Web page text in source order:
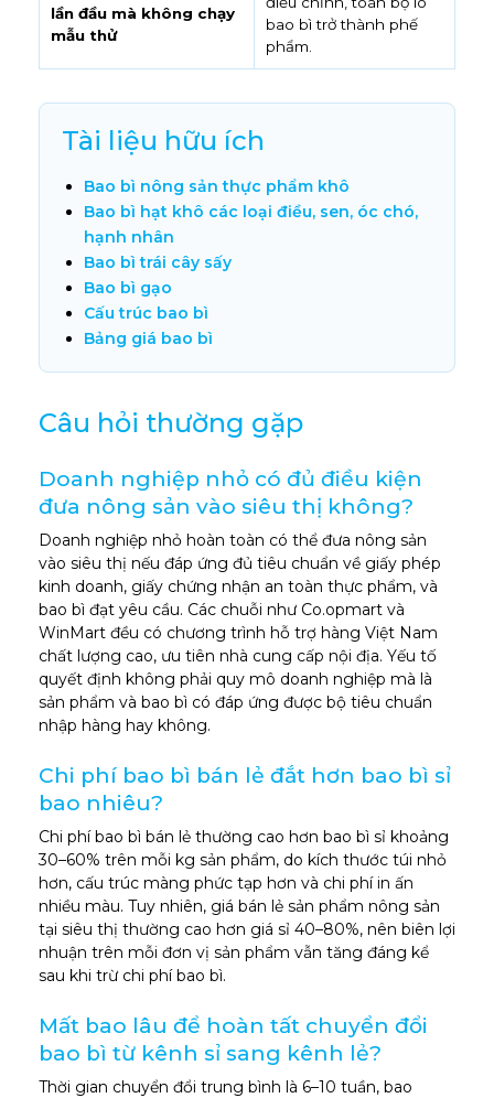
lần đầu mà không chạy
mẫu thử
bao bì trở thành phế
phẩm.
Tài liệu hữu ích
Bao bì nông sản thực phẩm khô
Bao bì hạt khô các loại điều, sen, óc chó,
hạnh nhân
Bao bì trái cây sấy
Bao bì gạo
Cấu trúc bao bì
Bảng giá bao bì
Câu hỏi thường gặp
Doanh nghiệp nhỏ có đủ điều kiện
đưa nông sản vào siêu thị không?
Doanh nghiệp nhỏ hoàn toàn có thể đưa nông sản
vào siêu thị nếu đáp ứng đủ tiêu chuẩn về giấy phép
kinh doanh, giấy chứng nhận an toàn thực phẩm, và
bao bì đạt yêu cầu. Các chuỗi như Co.opmart và
WinMart đều có chương trình hỗ trợ hàng Việt Nam
chất lượng cao, ưu tiên nhà cung cấp nội địa. Yếu tố
quyết định không phải quy mô doanh nghiệp mà là
sản phẩm và bao bì có đáp ứng được bộ tiêu chuẩn
nhập hàng hay không.
Chi phí bao bì bán lẻ đắt hơn bao bì sỉ
bao nhiêu?
Chi phí bao bì bán lẻ thường cao hơn bao bì sỉ khoảng
30–60% trên mỗi kg sản phẩm, do kích thước túi nhỏ
hơn, cấu trúc màng phức tạp hơn và chi phí in ấn
nhiều màu. Tuy nhiên, giá bán lẻ sản phẩm nông sản
tại siêu thị thường cao hơn giá sỉ 40–80%, nên biên lợi
nhuận trên mỗi đơn vị sản phẩm vẫn tăng đáng kể
sau khi trừ chi phí bao bì.
Mất bao lâu để hoàn tất chuyển đổi
bao bì từ kênh sỉ sang kênh lẻ?
Thời gian chuyển đổi trung bình là 6–10 tuần, bao